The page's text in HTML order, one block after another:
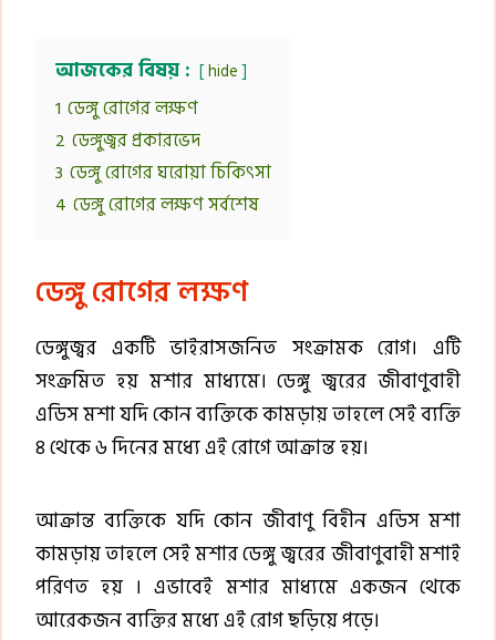
আজকের বিষয় : hide
1 ডেঙ্গু রোগের লক্ষণ
2 ডেঙ্গুজ্বর প্রকারভেদ
3 ডেঙ্গু রোগের ঘরোয়া চিকিৎসা
4 ডেঙ্গু রোগের লক্ষণ সর্বশেষ
ডেঙ্গু রোগের লক্ষণ
ডেঙ্গুজ্বর একটি ভাইরাসজনিত সংক্রামক রোগ। এটি
সংক্রমিত হয় মশার মাধ্যমে। ডেঙ্গু জ্বরের জীবাণুবাহী
এডিস মশা যদি কোন ব্যক্তিকে কামড়ায় তাহলে সেই ব্যক্তি
৪ থেকে ৬ দিনের মধ্যে এই রোগে আক্রান্ত হয়।
আক্রান্ত ব্যক্তিকে যদি কোন জীবাণু বিহীন এডিস মশা
কামড়ায় তাহলে সেই মশার ডেঙ্গু জ্বরের জীবাণুবাহী মশাই
পরিণত হয় । এভাবেই মশার মাধ্যমে একজন থেকে
আরেকজন ব্যক্তির মধ্যে এই রোগ ছড়িয়ে পড়ে।